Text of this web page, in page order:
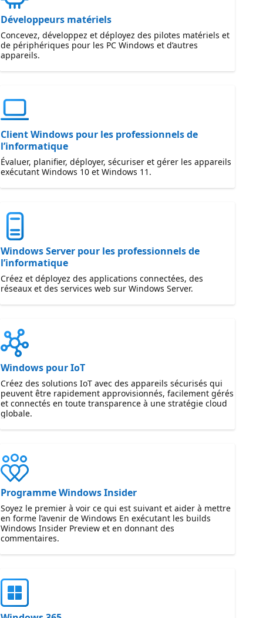
Développeurs matériels
Concevez, développez et déployez des pilotes matériels et
de périphériques pour les PC Windows et d’autres
appareils.
Client Windows pour les professionnels de
l’informatique
Évaluer, planifier, déployer, sécuriser et gérer les appareils
exécutant Windows 10 et Windows 11.
Windows Server pour les professionnels de
l’informatique
Créez et déployez des applications connectées, des
réseaux et des services web sur Windows Server.
Windows pour IoT
Créez des solutions IoT avec des appareils sécurisés qui
peuvent être rapidement approvisionnés, facilement gérés
et connectés en toute transparence à une stratégie cloud
globale.
Programme Windows Insider
Soyez le premier à voir ce qui est suivant et aider à mettre
en forme l’avenir de Windows En exécutant les builds
Windows Insider Preview et en donnant des
commentaires.